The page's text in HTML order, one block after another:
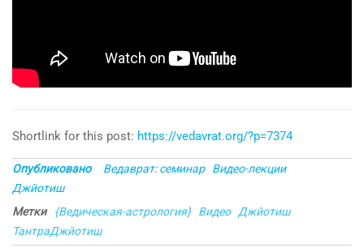
Shortlink for this post: https://vedavrat.org/?p=7374
Опубликовано Ведаврат: семинар
Видео-лекции
Джйотиш
Метки
{Ведическая-астрология} Видео
Джйотиш
ТантраДжйотиш